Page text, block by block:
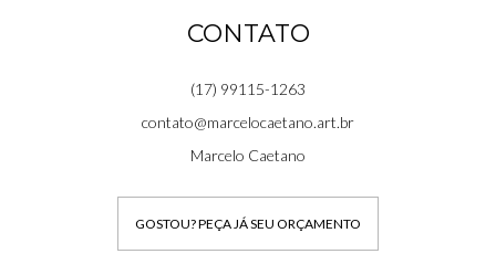
CONTATO
(17) 99115-1263
contato@marcelocaetano.art.br
Marcelo Caetano
GOSTOU? PEÇA JÁ SEU ORÇAMENTO